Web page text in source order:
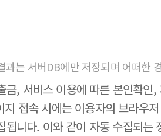
는 서버DB에만 저장되며 어떠한
, 서비스 이용에 따른 본인확
접속 시에는 이용자의 브라우
니다. 이와 같이 자동 수집되는